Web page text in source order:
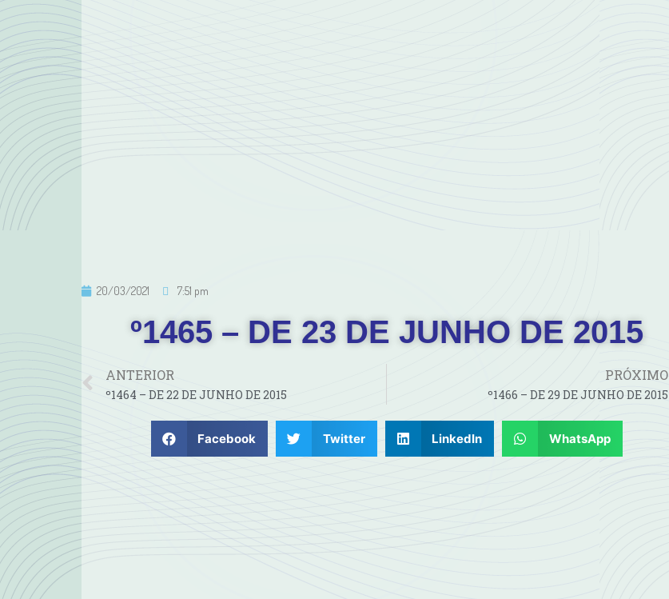
20/03/2021 7:51 pm
º1465 – DE 23 DE JUNHO DE 2015
ANTERIOR
º1464 – DE 22 DE JUNHO DE 2015
PRÓXIMO
º1466 – DE 29 DE JUNHO DE 2015
Facebook Twitter LinkedIn WhatsApp